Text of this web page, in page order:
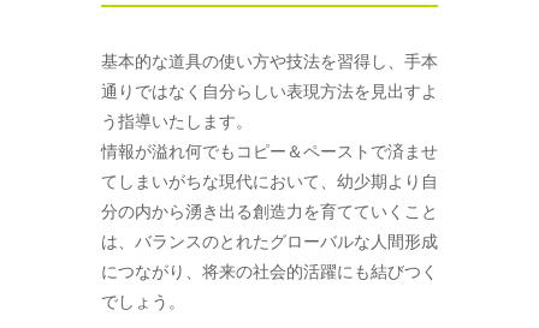
基本的な道具の使い方や技法を習得し、手本
通りではなく自分らしい表現方法を見出すよ
う指導いたします。
情報が溢れ何でもコピー＆ペーストで済ませ
てしまいがちな現代において、幼少期より自
分の内から湧き出る創造力を育てていくこと
は、バランスのとれたグローバルな人間形成
につながり、将来の社会的活躍にも結びつく
でしょう。